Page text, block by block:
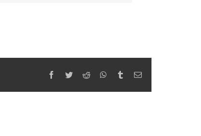
Facebook
TwitterReddit WhatsApp
TumblrEmail